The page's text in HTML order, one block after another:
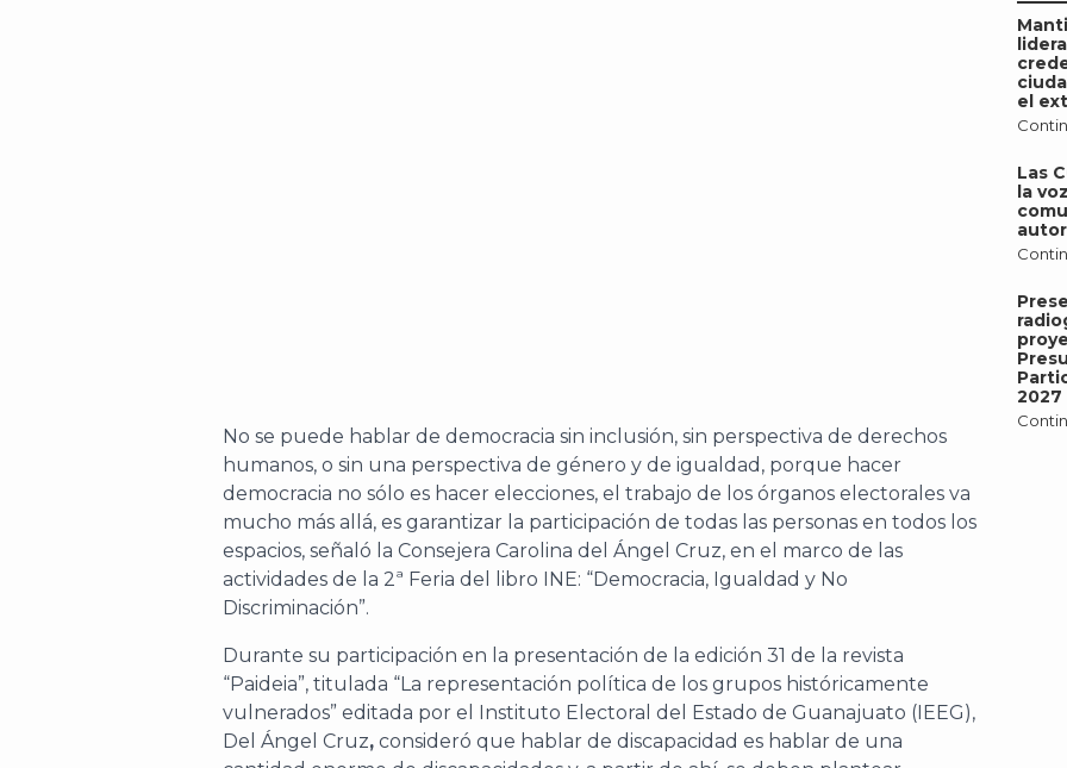
No se puede hablar de democracia sin inclusión, sin perspectiva de derechos
humanos, o sin una perspectiva de género y de igualdad, porque hacer
democracia no sólo es hacer elecciones, el trabajo de los órganos electorales va
mucho más allá, es garantizar la participación de todas las personas en todos los
espacios, señaló la Consejera Carolina del Ángel Cruz, en el marco de las
actividades de la 2ª Feria del libro INE: “Democracia, Igualdad y No
Discriminación”.
Durante su participación en la presentación de la edición 31 de la revista
“Paideia”, titulada “La representación política de los grupos históricamente
vulnerados” editada por el Instituto Electoral del Estado de Guanajuato (IEEG),
Del Ángel Cruz, consideró que hablar de discapacidad es hablar de una
el
Las
la
2027